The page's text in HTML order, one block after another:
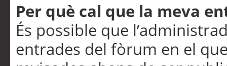
Per què cal que la meva
És possible que
entrades del fòrum en el